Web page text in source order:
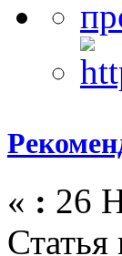
« : 26